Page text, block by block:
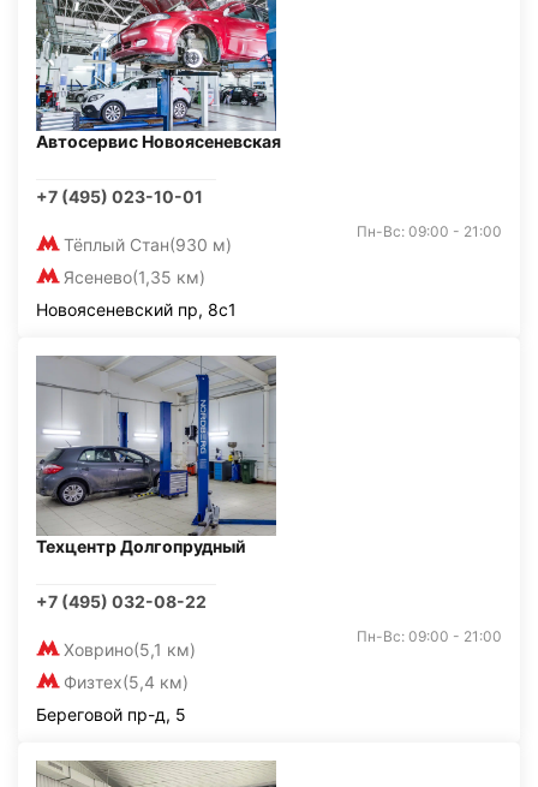
Автосервис Новоясеневская
+7 (495) 023-10-01
Тёплый Стан(930 м)
Ясенево(1,35 км)
Пн-Вс: 09:00 - 21:00
Новоясеневский пр, 8с1
Техцентр Долгопрудный
+7 (495) 032-08-22
Ховрино(5,1 км)
Физтех(5,4 км)
Пн-Вс: 09:00 - 21:00
Береговой пр-д, 5